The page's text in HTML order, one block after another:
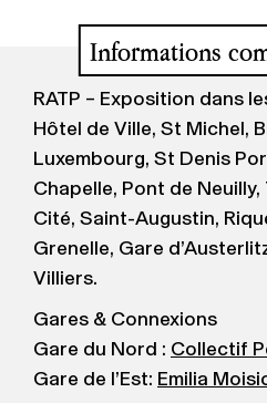
Informations
RATP – Exposition dans
Hôtel de Ville, St Michel,
Luxembourg, St Denis
Chapelle, Pont de
Cité, Saint-Augustin,
Grenelle, Gare
Villiers.
Gares & Connexions
Gare du Nord : Collectif
Gare de l’Est: Emilia